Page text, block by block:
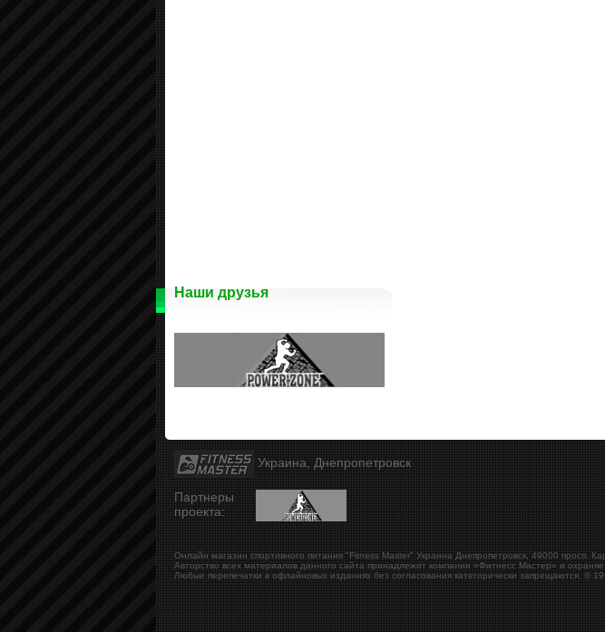
Наши друзья
Украина, Днепропетровск
Партнеры
проекта:
Онлайн магазин спортивного питания "Fitness Master" Украина Днепропетровск 49000 просп.
Авторство всех материалов данного сайта принадлежит компании «Фитнесс Мастер» и
Любые перепечатки в офлайновых изданиях без согласования категорически запрещаются. ©